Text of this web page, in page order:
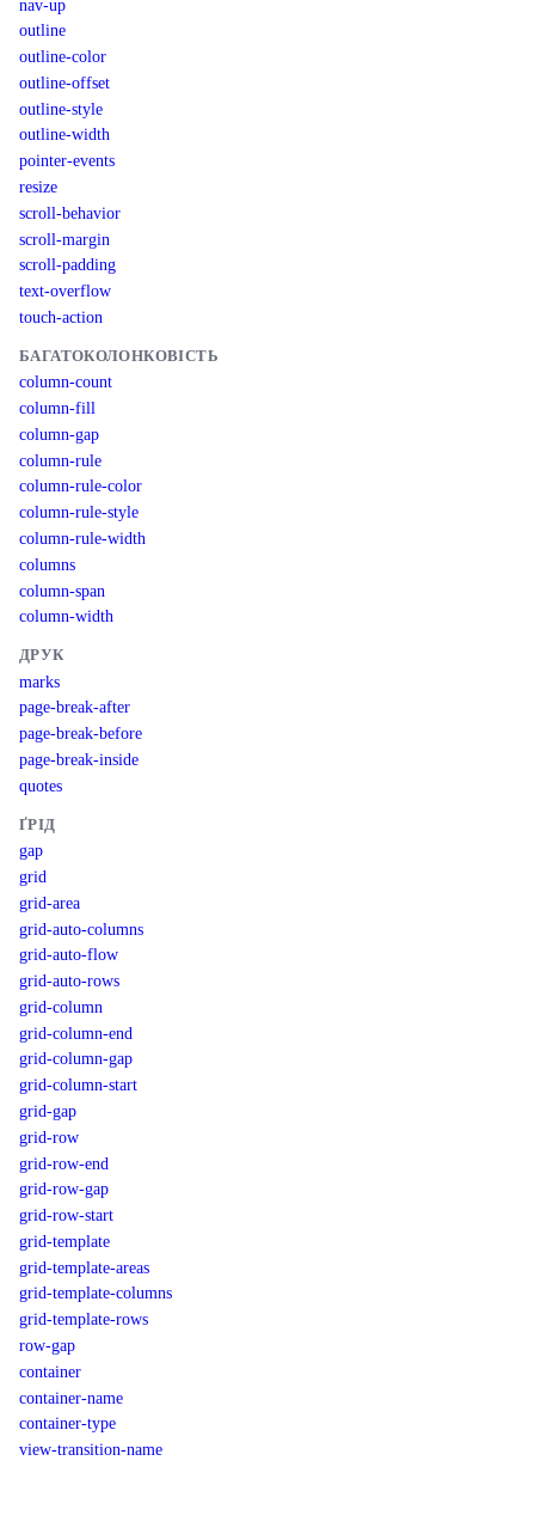
nav-up
outline
outline-color
outline-offset
outline-style
outline-width
pointer-events
resize
scroll-behavior
scroll-margin
scroll-padding
text-overflow
touch-action
БАГАТОКОЛОНКОВІСТЬ
column-count
column-fill
column-gap
column-rule
column-rule-color
column-rule-style
column-rule-width
columns
column-span
column-width
ДРУК
marks
page-break-after
page-break-before
page-break-inside
quotes
ҐРІД
gap
grid
grid-area
grid-auto-columns
grid-auto-flow
grid-auto-rows
grid-column
grid-column-end
grid-column-gap
grid-column-start
grid-gap
grid-row
grid-row-end
grid-row-gap
grid-row-start
grid-template
grid-template-areas
grid-template-columns
grid-template-rows
row-gap
container
container-name
container-type
view-transition-name